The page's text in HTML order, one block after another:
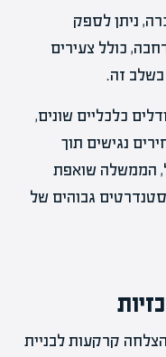
ניתן לספק
כולל צעירים
בשלב זה.
כלכליים שונים,
נגישים תוך
הממשלה שואפת
גבוהים של
קרקעות לבניית